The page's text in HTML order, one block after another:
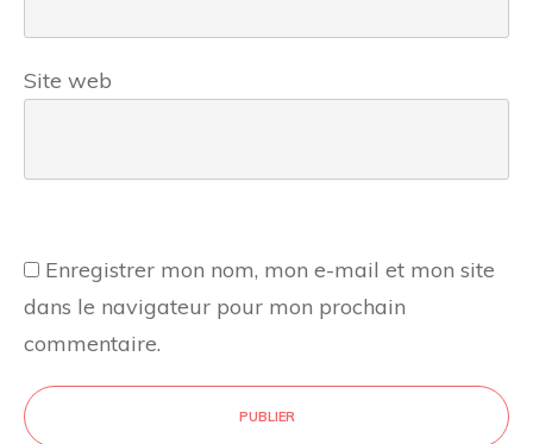
Site web
Enregistrer mon nom, mon e-mail et mon site
dans le navigateur pour mon prochain
commentaire.
PUBLIER